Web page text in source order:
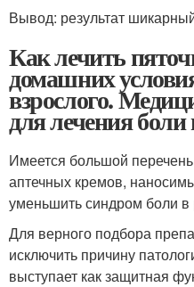
Вывод: результат
Как лечить
домашних
взрослого.
для лечения боли
Имеется большой
аптечных кремов,
уменьшить синдром боли в
Для верного подбора
исключить причину
выступает как защитная